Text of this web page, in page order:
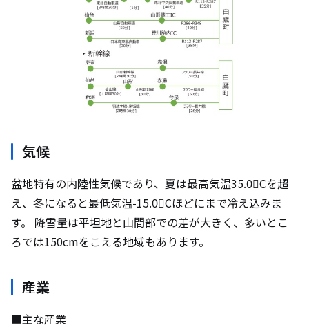
気候
盆地特有の内陸性気候であり、夏は最高気温35.0゚Cを超
え、冬になると最低気温-15.0゚Cほどにまで冷え込みま
す。 降雪量は平坦地と山間部での差が大きく、多いとこ
ろでは150cmをこえる地域もあります。
産業
■主な産業